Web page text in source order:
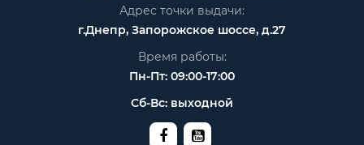
Адрес точки выдачи:
г.Днепр, Запорожское шоссе, д.27
Время работы:
Пн-Пт: 09:00-17:00
Сб-Вс: выходной